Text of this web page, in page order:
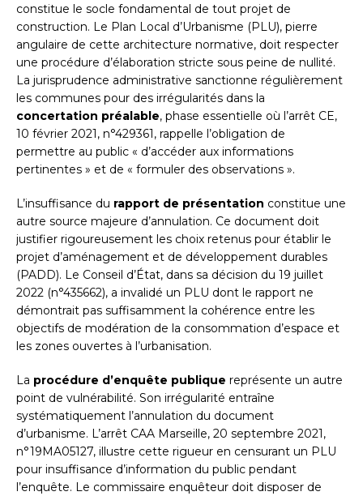
constitue le socle fondamental de tout projet de
construction. Le Plan Local d’Urbanisme (PLU), pierre
angulaire de cette architecture normative, doit respecter
une procédure d’élaboration stricte sous peine de nullité.
La jurisprudence administrative sanctionne régulièrement
les communes pour des irrégularités dans la
concertation préalable, phase essentielle où l’arrêt CE,
10 février 2021, n°429361, rappelle l’obligation de
permettre au public « d’accéder aux informations
pertinentes » et de « formuler des observations ».
L’insuffisance du rapport de présentation constitue une
autre source majeure d’annulation. Ce document doit
justifier rigoureusement les choix retenus pour établir le
projet d’aménagement et de développement durables
(PADD). Le Conseil d’État, dans sa décision du 19 juillet
2022 (n°435662), a invalidé un PLU dont le rapport ne
démontrait pas suffisamment la cohérence entre les
objectifs de modération de la consommation d’espace et
les zones ouvertes à l’urbanisation.
La procédure d’enquête publique représente un autre
point de vulnérabilité. Son irrégularité entraîne
systématiquement l’annulation du document
d’urbanisme. L’arrêt CAA Marseille, 20 septembre 2021,
n°19MA05127, illustre cette rigueur en censurant un PLU
pour insuffisance d’information du public pendant
l’enquête. Le commissaire enquêteur doit disposer de